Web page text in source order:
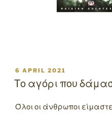
POSTED
ON
6 APRIL 2021
Το αγόρι που
Όλοι οι άνθρωποι